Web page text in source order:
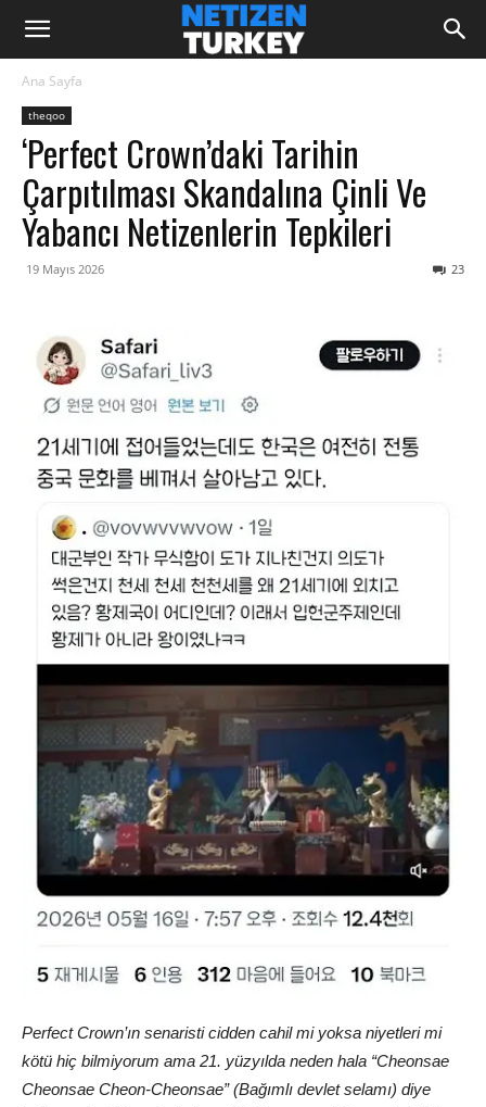
Ana Sayfa
theqoo
‘Perfect Crown’daki Tarihin
Çarpıtılması Skandalına Çinli Ve
Yabancı Netizenlerin Tepkileri
19 Mayıs 2026 23
Perfect Crown’ın senaristi cidden cahil mi yoksa niyetleri mi
kötü hiç bilmiyorum ama 21. yüzyılda neden hala “Cheonsae
Cheonsae Cheon-Cheonsae” (Bağımlı devlet selamı) diye